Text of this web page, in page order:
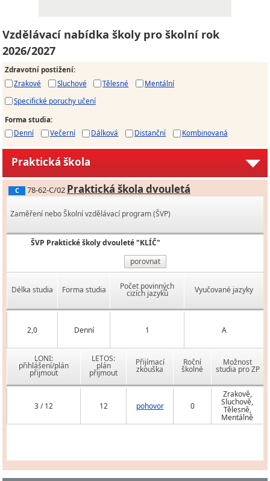
Vzdělávací nabídka školy pro školní rok
2026/2027
Zdravotní postižení:
Zrakové
Sluchové Tělesné
Mentální
Specifické poruchy učení
Forma studia:
Denní
Večerní Dálková Distanční Kombinovaná
Praktická škola
C 78-62-C/02 Praktická škola dvouletá
Zaměření nebo Školní vzdělávací program (ŠVP)
ŠVP Praktické školy dvouleté "KLÍČ"
porovnat
Délka studia Forma studia Počet povinných
cizích jazyků Vyučované jazyky
2,0 Denní 1 A
LONI:
přihlášení/plán
přijmout
LETOS:
plán
přijmout
Přijímací
zkouška
Roční
školné
Možnost
studia pro ZP
3 / 12 12 pohovor 0
Zrakově,
Sluchově,
Tělesně,
Mentálně